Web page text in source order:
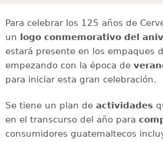
Para celebrar los 125 años de
un logo conmemorativo del
estará presente en los empaques
empezando con la época de
para iniciar esta gran celebración.
Se tiene un plan de actividades
en el transcurso del año para
consumidores guatemaltecos